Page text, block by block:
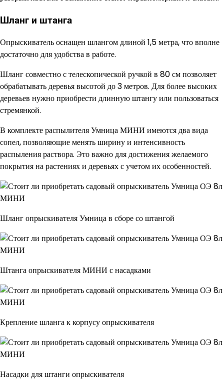
Шланг и штанга
Опрыскиватель оснащен шлангом длиной 1,5 метра, что вполне
достаточно для удобства в работе.
Шланг совместно с телескопической ручкой в 80 см позволяет
обрабатывать деревья высотой до 3 метров. Для более высоких
деревьев нужно приобрести длинную штангу или пользоваться
стремянкой.
В комплекте распылителя Умница МИНИ имеются два вида
сопел, позволяющие менять ширину и интенсивность
распыления раствора. Это важно для достижения желаемого
покрытия на растениях и деревьях с учетом их особенностей.
Шланг опрыскивателя Умница в сборе со штангой
Штанга опрыскивателя МИНИ с насадками
Крепление шланга к корпусу опрыскивателя
Насадки для штанги опрыскивателя